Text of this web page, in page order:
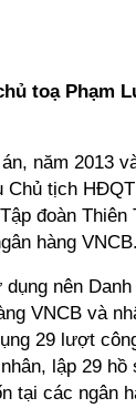
toạ Phạm
năm 2013
Chủ tịch
đoàn Thiên
hàng VNCB.
nên
VNCB và
29 lượt
lập 29
tại các ngân